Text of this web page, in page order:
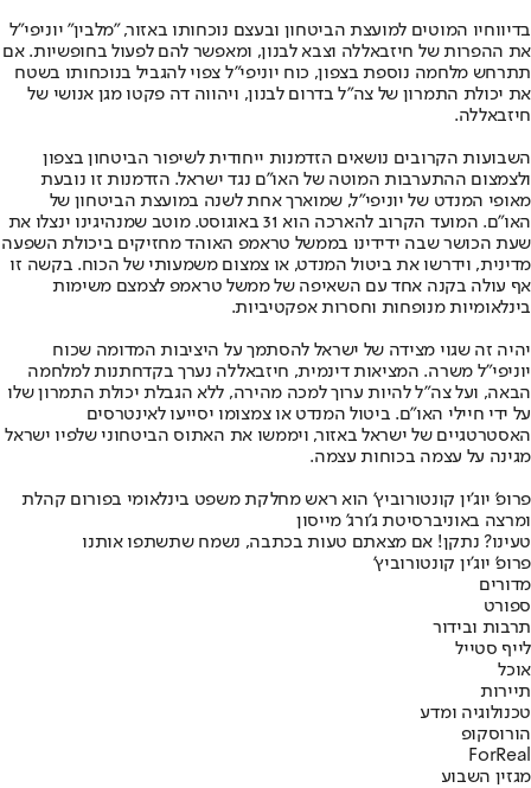
בדיווחיו המוטים למועצת הביטחון ובעצם נוכחותו באזור, "מלבין" יוניפי"ל
את ההפרות של חיזבאללה וצבא לבנון, ומאפשר להם לפעול בחופשיות. אם
תתרחש מלחמה נוספת בצפון, כוח יוניפי"ל צפוי להגביל בנוכחותו בשטח
את יכולת התמרון של צה"ל בדרום לבנון, ויהווה דה פקטו מגן אנושי של
חיזבאללה.
השבועות הקרובים נושאים הזדמנות ייחודית לשיפור הביטחון בצפון
ולצמצום ההתערבות המוטה של האו"ם נגד ישראל. הזדמנות זו נובעת
מאופי המנדט של יוניפי"ל, שמוארך אחת לשנה במועצת הביטחון של
האו"ם. המועד הקרוב להארכה הוא 31 באוגוסט. מוטב שמנהיגינו ינצלו את
שעת הכושר שבה ידידינו בממשל טראמפ האוהד מחזיקים ביכולת השפעה
מדינית, וידרשו את ביטול המנדט, או צמצום משמעותי של הכוח. בקשה זו
אף עולה בקנה אחד עם השאיפה של ממשל טראמפ לצמצם משימות
בינלאומיות מנופחות וחסרות אפקטיביות.
יהיה זה שגוי מצידה של ישראל להסתמך על היציבות המדומה שכוח
יוניפי"ל משרה. המציאות דינמית, חיזבאללה נערך בקדחתנות למלחמה
הבאה, ועל צה"ל להיות ערוך למכה מהירה, ללא הגבלת יכולת התמרון שלו
על ידי חיילי האו"ם. ביטול המנדט או צמצומו יסייעו לאינטרסים
האסטרטגיים של ישראל באזור, ויממשו את האתוס הביטחוני שלפיו ישראל
מגינה על עצמה בכוחות עצמה.
פרופ' יוג'ין קונטורוביץ' הוא ראש מחלקת משפט בינלאומי בפורום קהלת
ומרצה באוניברסיטת ג'ורג' מייסון
טעינו? נתקן! אם מצאתם טעות בכתבה, נשמח שתשתפו אותנו
פרופ' יוג'ין קונטורוביץ'
מדורים
ספורט
תרבות ובידור
לייף סטייל
אוכל
תיירות
טכנולוגיה ומדע
הורוסקופ
ForReal
מגזין השבוע